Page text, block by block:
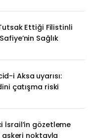
Ettiği Filistinli
Sağlık
i Aksa uyarısı:
çatışma riski
İsrail’in gözetleme
askeri noktayla